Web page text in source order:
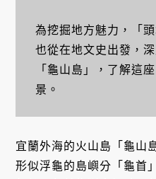
為挖掘地方魅力，「頭
也從在地文史出發，
「龜山島」，了解這
景。
宜蘭外海的火山島「龜山
形似浮龜的島嶼分「龜首